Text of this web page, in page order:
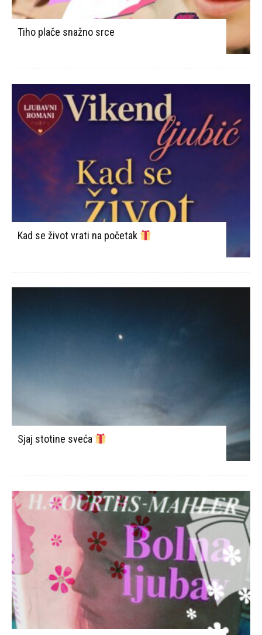
Tiho plače snažno srce
Kad se život vrati na početak
Sjaj stotine sveća